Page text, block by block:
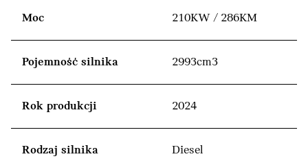
Moc 210KW / 286KM
Pojemność silnika 2993cm3
Rok produkcji 2024
Rodzaj silnika Diesel